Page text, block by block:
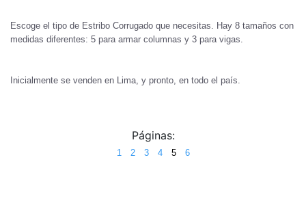
Escoge el tipo de Estribo Corrugado que necesitas. Hay 8 tamaños con
medidas diferentes: 5 para armar columnas y 3 para vigas.
Inicialmente se venden en Lima, y pronto, en todo el país.
Páginas:
1 2 3 4 5 6